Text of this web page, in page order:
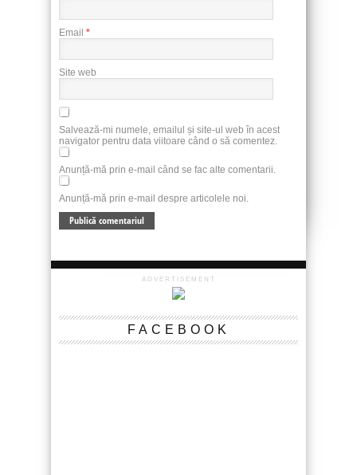
Email *
Site web
Salvează-mi numele, emailul și site-ul web în acest
navigator pentru data viitoare când o să comentez.
Anunță-mă prin e-mail când se fac alte comentarii.
Anunță-mă prin e-mail despre articolele noi.
ADVERTISEMENT
FACEBOOK